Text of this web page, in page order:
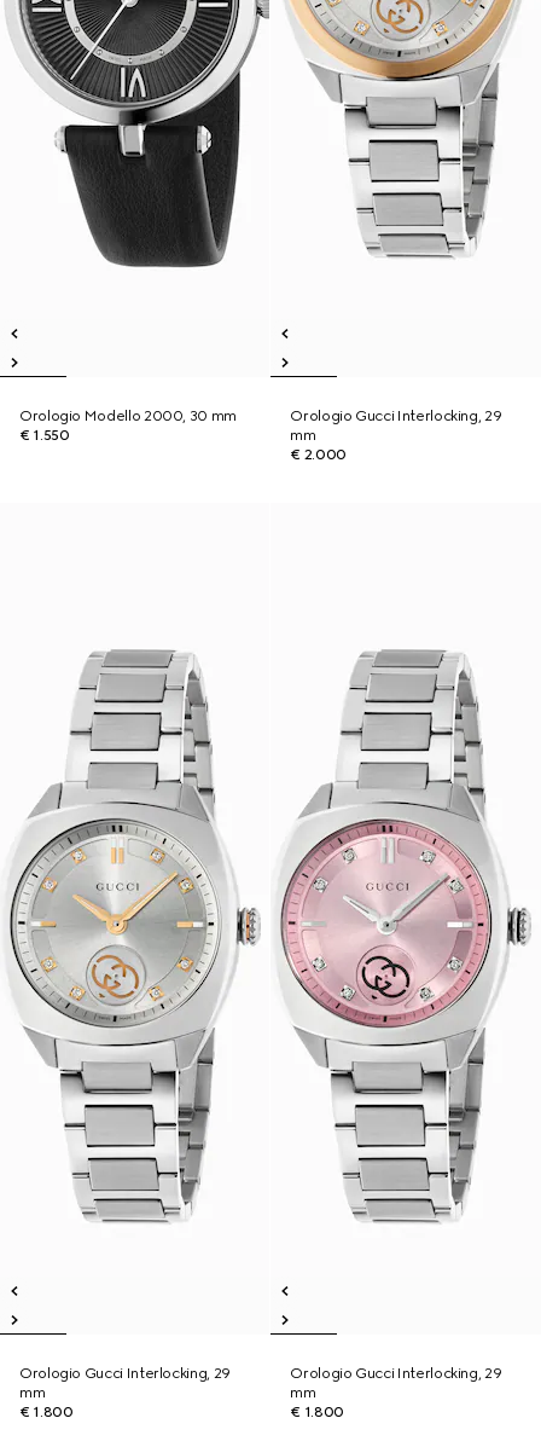
Orologio Modello 2000, 30 mm
€ 1.550
Orologio Gucci Interlocking, 29
mm
€ 2.000
Orologio Gucci Interlocking, 29
mm
€ 1.800
Orologio Gucci Interlocking, 29
mm
€ 1.800